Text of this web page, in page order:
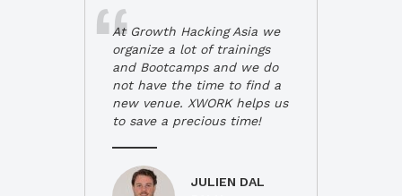
At Growth Hacking Asia we
organize a lot of trainings
and Bootcamps and we do
not have the time to find a
new venue. XWORK helps us
to save a precious time!
JULIEN DAL